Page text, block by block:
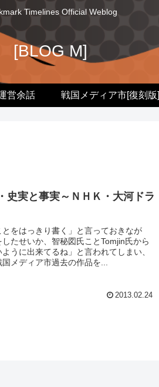
Timelines Official Weblog
[BLOG M]
営余話 戦国メディア市[復刻版]
史実と事実～ＮＨＫ・大河ドラ
をはっきり書く」と言っておきなが
たせいか、智秘図氏ことTomjin氏から
うに出来てるね」と言われてしまい、
メディア市過去の作品を...
2013.02.24